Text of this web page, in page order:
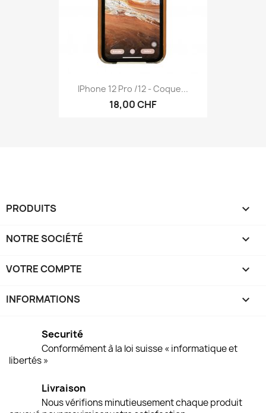
IPhone 12 Pro /12 - Coque...
18,00 CHF
PRODUITS 
NOTRE SOCIÉTÉ 
VOTRE COMPTE 
INFORMATIONS keyboard_arrow_down
Securité
Conformément à la loi suisse « informatique et
libertés »
Livraison
Nous vérifions minutieusement chaque produit